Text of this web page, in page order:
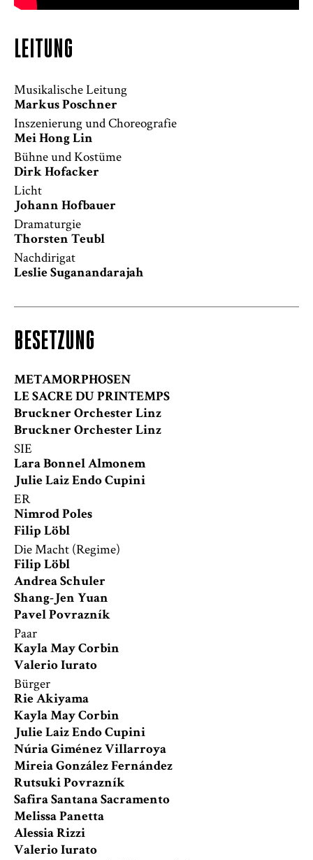
LEITUNG
Musikalische Leitung
Markus Poschner
Inszenierung und Choreografie
Mei Hong Lin
Bühne und Kostüme
Dirk Hofacker
Licht
Johann Hofbauer
Dramaturgie
Thorsten Teubl
Nachdirigat
Leslie Suganandarajah
BESETZUNG
METAMORPHOSEN
LE SACRE DU PRINTEMPS
Bruckner Orchester Linz
Bruckner Orchester Linz
SIE
Lara Bonnel Almonem
Julie Laiz Endo Cupini
ER
Nimrod Poles
Filip Löbl
Die Macht (Regime)
Filip Löbl
Andrea Schuler
Shang-Jen Yuan
Pavel Povrazník
Paar
Kayla May Corbin
Valerio Iurato
Bürger
Rie Akiyama
Kayla May Corbin
Julie Laiz Endo Cupini
Núria Giménez Villarroya
Mireia González Fernández
Rutsuki Povrazník
Safira Santana Sacramento
Melissa Panetta
Alessia Rizzi
Valerio Iurato